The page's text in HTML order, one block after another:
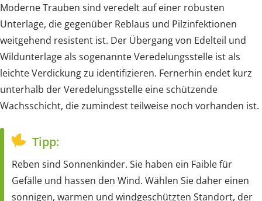
Moderne Trauben sind veredelt auf einer robusten
Unterlage, die gegenüber Reblaus und Pilzinfektionen
weitgehend resistent ist. Der Übergang von Edelteil und
Wildunterlage als sogenannte Veredelungsstelle ist als
leichte Verdickung zu identifizieren. Fernerhin endet kurz
unterhalb der Veredelungsstelle eine schützende
Wachsschicht, die zumindest teilweise noch vorhanden ist.
Tipp:
Reben sind Sonnenkinder. Sie haben ein Faible für
Gefälle und hassen den Wind. Wählen Sie daher einen
sonnigen, warmen und windgeschützten Standort, der